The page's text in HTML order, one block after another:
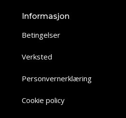
Informasjon
Betingelser
Verksted
Personvernerklæring
Cookie policy